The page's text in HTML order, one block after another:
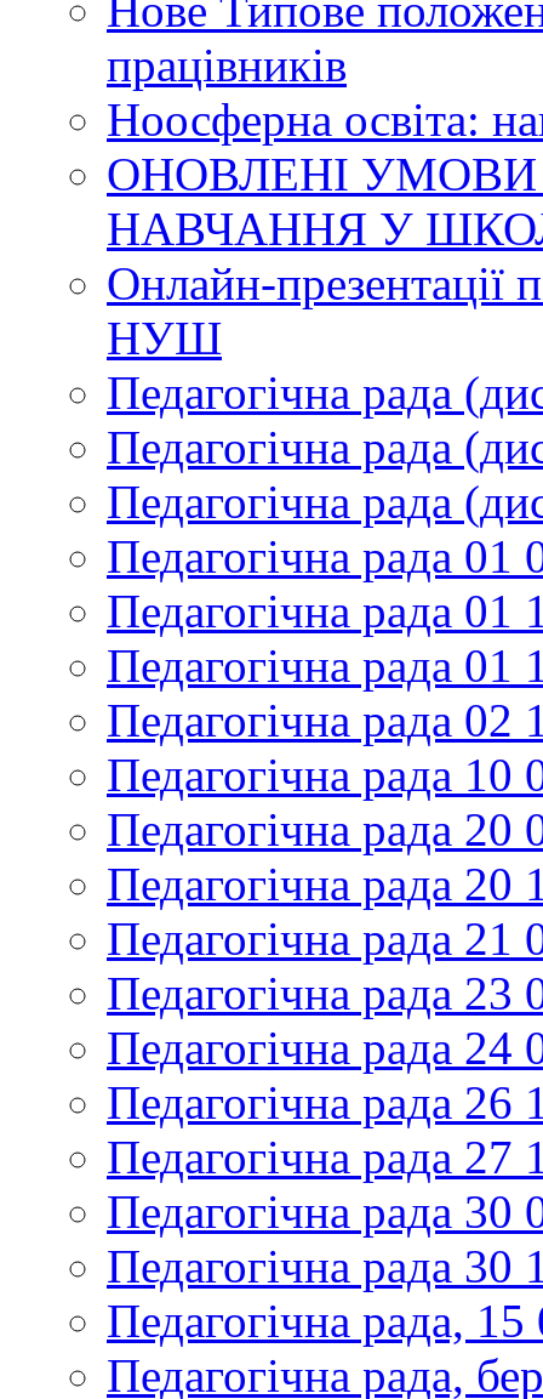
працівників
Ноосферна освіта:
ОНОВЛЕНІ
НАВЧАННЯ У
Онлайн-презентації
НУШ
Педагогічна рада
Педагогічна рада
Педагогічна рада
Педагогічна рада 01
Педагогічна рада 01
Педагогічна рада 01
Педагогічна рада 02
Педагогічна рада 10
Педагогічна рада 20
Педагогічна рада 20
Педагогічна рада 21
Педагогічна рада 23
Педагогічна рада 24
Педагогічна рада 26
Педагогічна рада 27
Педагогічна рада 30
Педагогічна рада 30
Педагогічна рада,
Педагогічна рада,